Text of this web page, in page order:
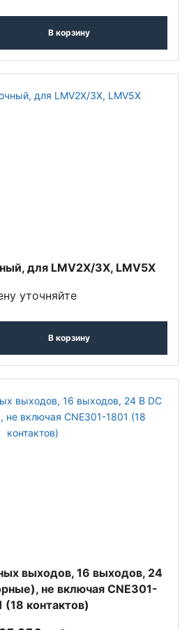
В корзину
для LMV2X/3X, LMV5X
уточняйте
В корзину
выходов, 16 выходов, 24
не включая CNE301-
(18 контактов)